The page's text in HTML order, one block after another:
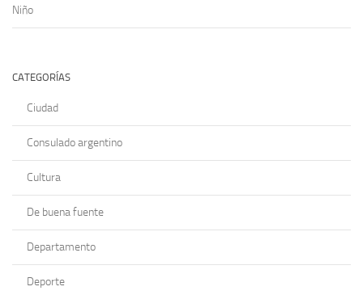
Niño
CATEGORÍAS
Ciudad
Consulado argentino
Cultura
De buena fuente
Departamento
Deporte